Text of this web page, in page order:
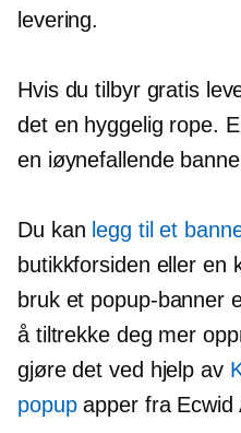
levering.
Hvis du tilbyr gratis
det en hyggelig rope.
en iøynefallende
Du kan legg til et
butikkforsiden eller en
bruk et popup-banner
å tiltrekke deg mer
gjøre det ved hjelp av
popupapper fra Ecwid